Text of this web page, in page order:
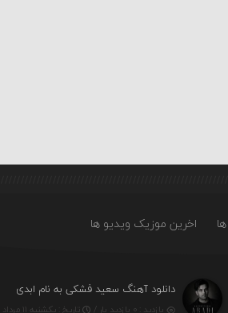
اخرین موزیک ویدیو ها
دانلود آهنگ سعید فشکی به نام ابدی
بازدید : ۰ بازدید بار / تاریخ : یکشنبه ۱۱ مرداد ۱۴۰۵